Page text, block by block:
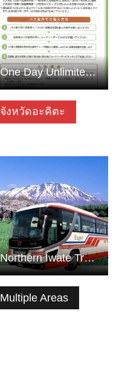
จังหวัดอะคิตะ
One Day Unlimited Ride Ticket
Multiple Areas
Northern Iwate Transportation Inc.